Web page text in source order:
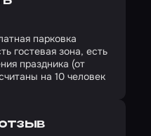
парковка
гостевая зона, есть
праздника (от
на 10 человек